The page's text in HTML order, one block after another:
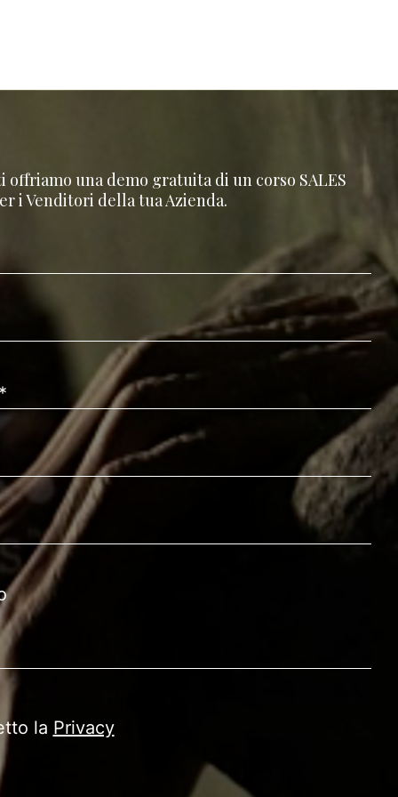
offriamo una demo gratuita di un corso SALES
i Venditori della tua Azienda.
la Privacy